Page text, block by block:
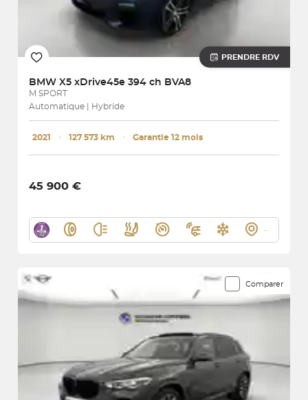
PRENDRE RDV
BMW X5 xDrive45e 394 ch BVA8
M SPORT
Automatique | Hybride
2021 ･ 127 573 km ･ Garantie 12 mois
45 900 €
Comparer